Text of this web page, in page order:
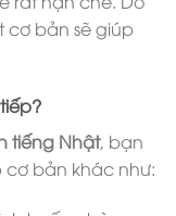
cơ bản sẽ giúp
tiếng Nhật, bạn
bản khác như: